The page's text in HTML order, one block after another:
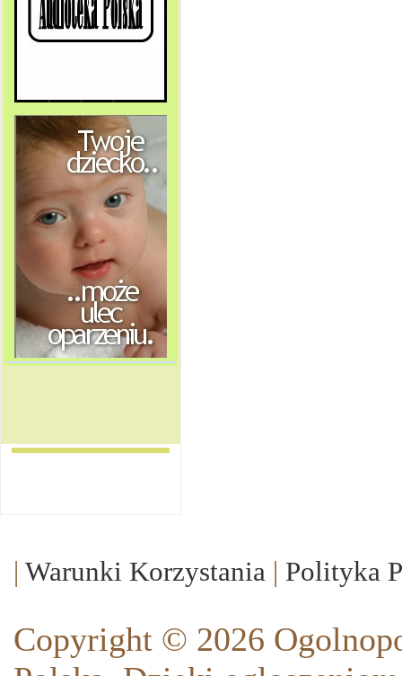
| Warunki Korzystania | Polityka
Copyright © 2026